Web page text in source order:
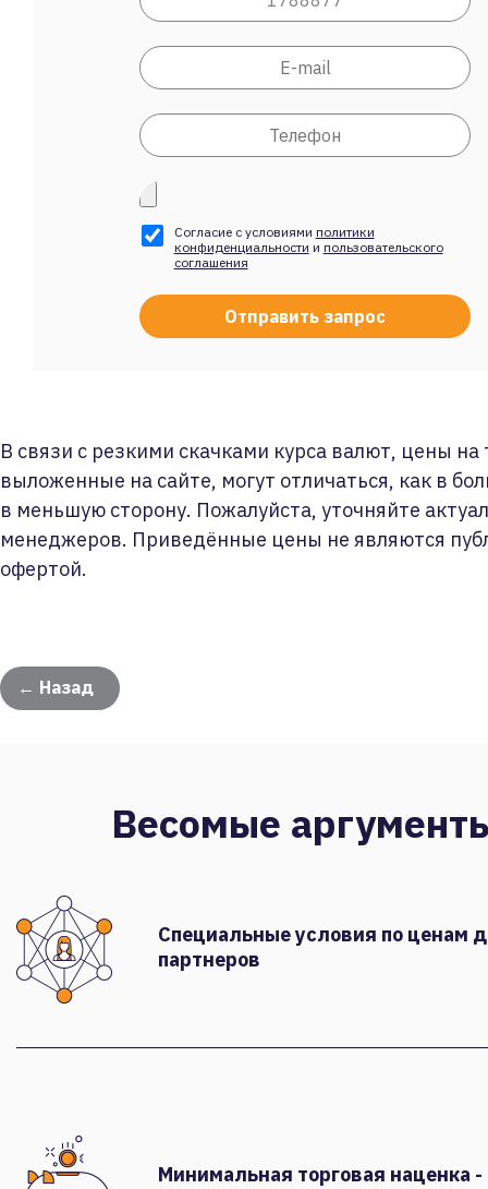
Согласие с условиями политики
конфиденциальности и пользовательского
соглашения
В связи с резкими скачками курса валют, цены на
выложенные на сайте, могут отличаться, как в
в меньшую сторону. Пожалуйста, уточняйте
менеджеров. Приведённые цены не являются
офертой.
← Назад
Весомые
Специальные условия по ценам
партнеров
Минимальная торговая наценка